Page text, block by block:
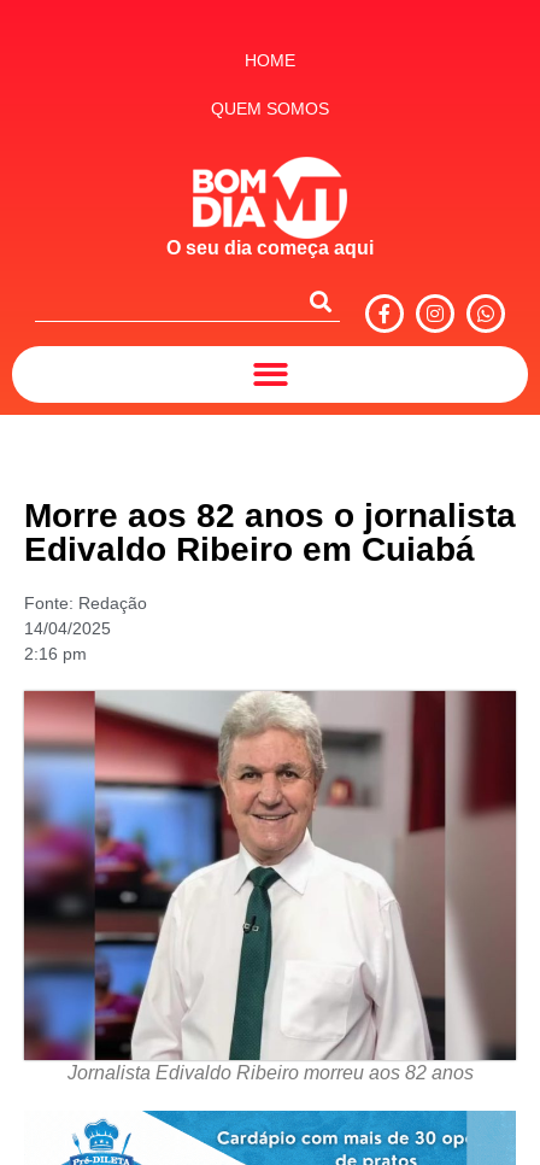
HOME
QUEM SOMOS
O seu dia começa aqui
Morre aos 82 anos o jornalista
Edivaldo Ribeiro em Cuiabá
Fonte: Redação
14/04/2025
2:16 pm
Jornalista Edivaldo Ribeiro morreu aos 82 anos